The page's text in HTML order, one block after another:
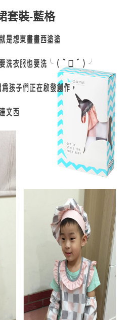
選擇「超商條碼／台灣大直營門市／銀行轉
」等通路繳費。
買商品或服務，並由商店將買賣／分期付款
約使用本公司帳單繳交帳款。
分期」之契約關係目的，商店將以您的個人
提供予台灣大哥大進項蒐集、處理及利用，
所需資料之確認、核對及更正。
https://oppay.tw/userRule
金額後，即可完成結帳。
，點擊此簡訊中的連結，可透過四大超商／
行付款，方視為交易完成。
取消之訂單仍視為有效，需透過AFTEE先享
享後付 」之結帳頁面顯示為準，若有關於
退款等相關疑問，請聯繫「AFTEE先享後付
support/home
司提供之「AFTEE先享後付」服務完成之交
供個人資料，並將交易相關給付款項請求債
瀏覽以下網址：
法定代理人或監護人之同意方可使用
意申辦者引起之損失，本公司不負相關責
，將依據個別帳號之用戶狀況，依本公司即
仍有額度不足之情形，本公司將視審查結果
用他人資訊註冊。若發現惡意使用之情形，
止該用戶之使用額度並採取法律行動。
以上)免運費
以上)免運費
套裝-藍格